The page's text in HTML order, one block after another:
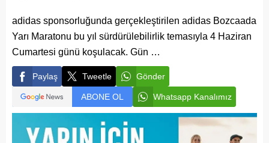
adidas sponsorluğunda gerçekleştirilen adidas Bozcaada
Yarı Maratonu bu yıl sürdürülebilirlik temasıyla 4 Haziran
Cumartesi günü koşulacak. Gün …
Paylaş Tweetle Gönder
ABONE OL Whatsapp Kanalımız